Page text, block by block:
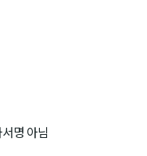
명 아님